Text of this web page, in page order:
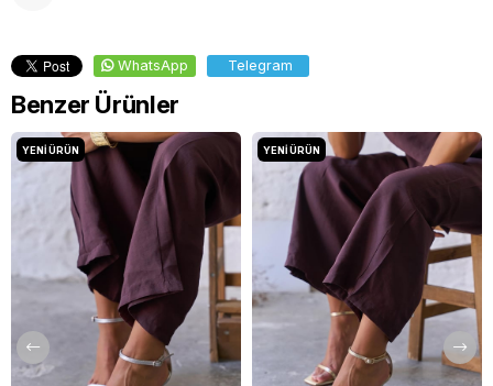
WhatsApp Telegram
Benzer Ürünler
YENI ÜRÜN YENI ÜRÜN